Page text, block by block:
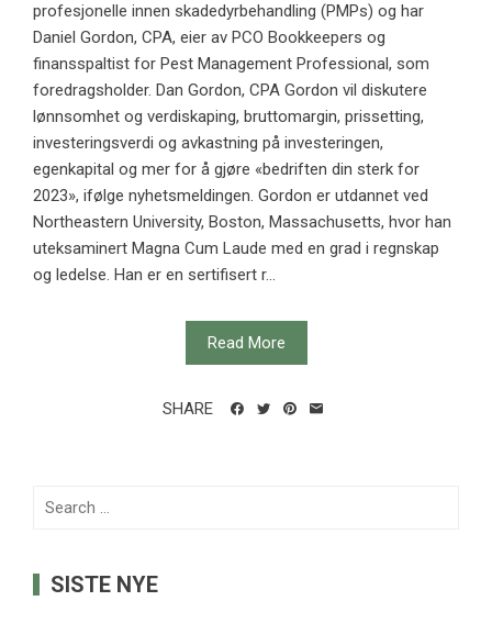
profesjonelle innen skadedyrbehandling (PMPs) og har
Daniel Gordon, CPA, eier av PCO Bookkeepers og
finansspaltist for Pest Management Professional, som
foredragsholder. Dan Gordon, CPA Gordon vil diskutere
lønnsomhet og verdiskaping, bruttomargin, prissetting,
investeringsverdi og avkastning på investeringen,
egenkapital og mer for å gjøre «bedriften din sterk for
2023», ifølge nyhetsmeldingen. Gordon er utdannet ved
Northeastern University, Boston, Massachusetts, hvor han
uteksaminert Magna Cum Laude med en grad i regnskap
og ledelse. Han er en sertifisert r...
Read More
SHARE
Search
SISTE NYE